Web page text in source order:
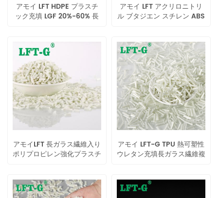
アモイ LFT HDPE プラスチ
ック充填 LGF 20%-60% 長
アモイ LFT アクリロニトリ
ル ブタジエン スチレン ABS
アモイLFT 長ガラス繊維入り
ポリプロピレン強化プラスチ
アモイ LFT-G TPU 熱可塑性
ウレタン充填長ガラス繊維複